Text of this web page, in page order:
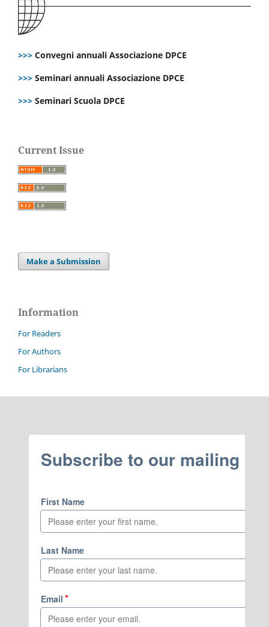
>>> Convegni annuali Associazione DPCE
>>> Seminari annuali Associazione DPCE
>>> Seminari Scuola DPCE
Current Issue
Make a Submission
Information
For Readers
For Authors
For Librarians